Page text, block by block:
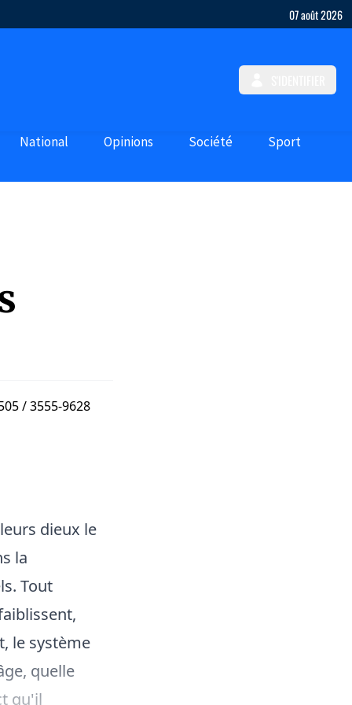
07 août 2026
National Opinions Société Sport
/ 3555-9628
dieux le
la
Tout
le système
quelle
qu'il